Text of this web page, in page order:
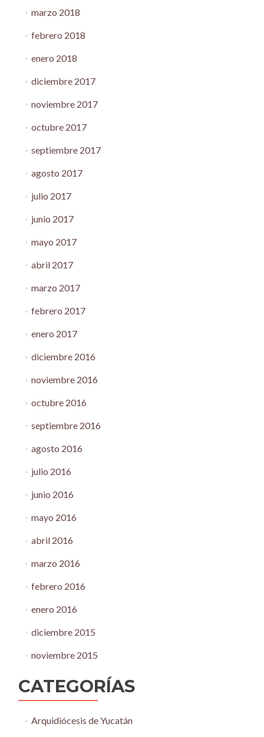
marzo 2018
febrero 2018
enero 2018
diciembre 2017
noviembre 2017
octubre 2017
septiembre 2017
agosto 2017
julio 2017
junio 2017
mayo 2017
abril 2017
marzo 2017
febrero 2017
enero 2017
diciembre 2016
noviembre 2016
octubre 2016
septiembre 2016
agosto 2016
julio 2016
junio 2016
mayo 2016
abril 2016
marzo 2016
febrero 2016
enero 2016
diciembre 2015
noviembre 2015
CATEGORÍAS
Arquidiócesis de Yucatán